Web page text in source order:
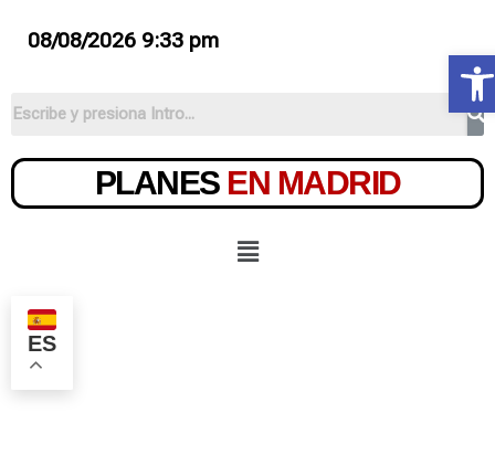
08/08/2026 9:33 pm
PLANES EN MADRID
ES